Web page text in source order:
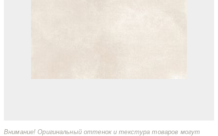
Внимание! Оригинальный оттенок и текстура товаров могут